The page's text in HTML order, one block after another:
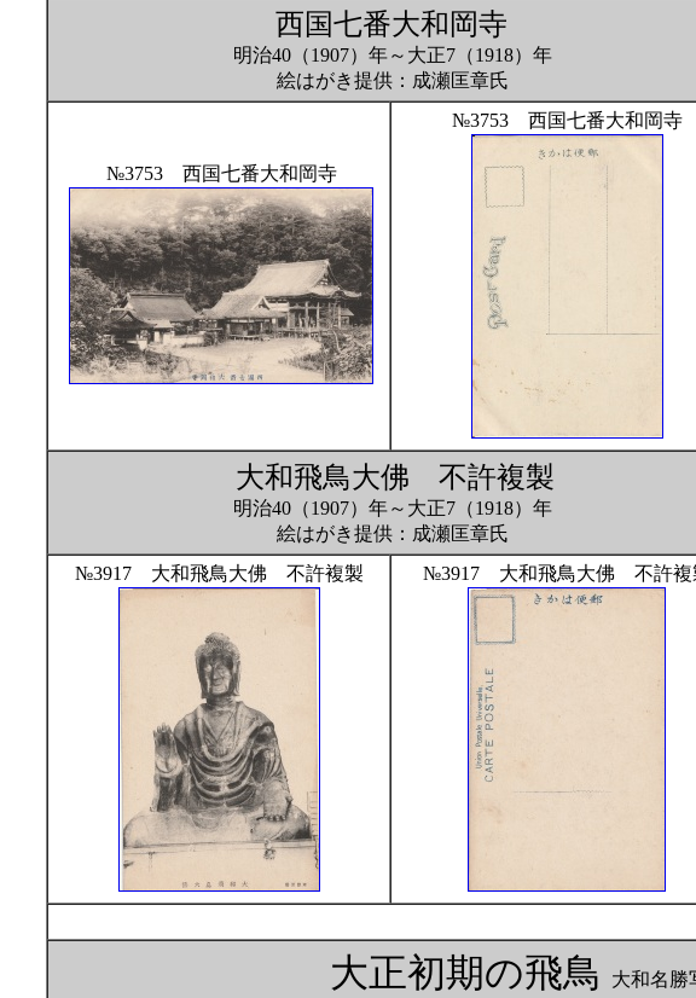
西国七番大和岡寺
明治40（1907）年～大正7（1918）年
絵はがき提供：成瀬匡章氏
№3753 西国七番大和岡寺
№3753 西国七番大和岡寺
大和飛鳥大佛 不許複製
明治40（1907）年～大正7（1918）年
絵はがき提供：成瀬匡章氏
№3917 大和飛鳥大佛 不許複製
№3917 大和飛鳥大佛 不許複
大正初期の飛鳥 大和名